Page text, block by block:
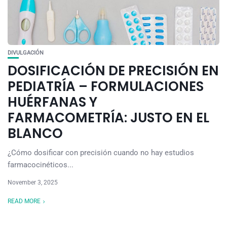
DIVULGACIÓN
DOSIFICACIÓN DE PRECISIÓN EN
PEDIATRÍA – FORMULACIONES
HUÉRFANAS Y
FARMACOMETRÍA: JUSTO EN EL
BLANCO
¿Cómo dosificar con precisión cuando no hay estudios
farmacocinéticos...
November 3, 2025
READ MORE